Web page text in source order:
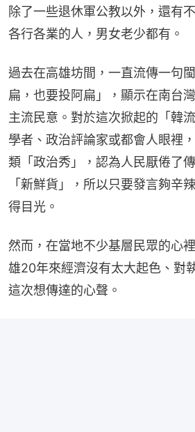
除了一些退休軍公教以外，還有
各行各業的人，男女老少都有。
過去在高雄坊間，一直流傳一句
扁，也要投阿扁」，顯示在南台
主流民意。對於這次掀起的「韓
學者、政治評論家或都會人眼裡
類「政治秀」，認為人民厭倦了
「新鮮貨」，所以只要發言夠辛
得目光。
然而，在當地不少基層民眾的心
雄20年來經濟沒有太大起色、對
這次想傳達的心聲。